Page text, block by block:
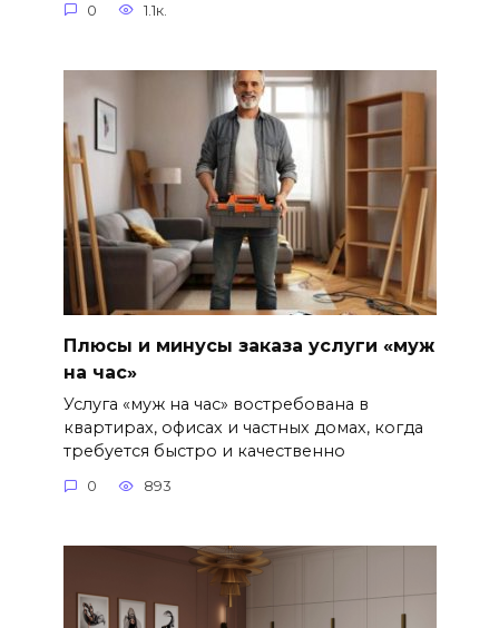
0 1.1к.
Плюсы и минусы заказа услуги «муж
на час»
Услуга «муж на час» востребована в
квартирах, офисах и частных домах, когда
требуется быстро и качественно
0 893